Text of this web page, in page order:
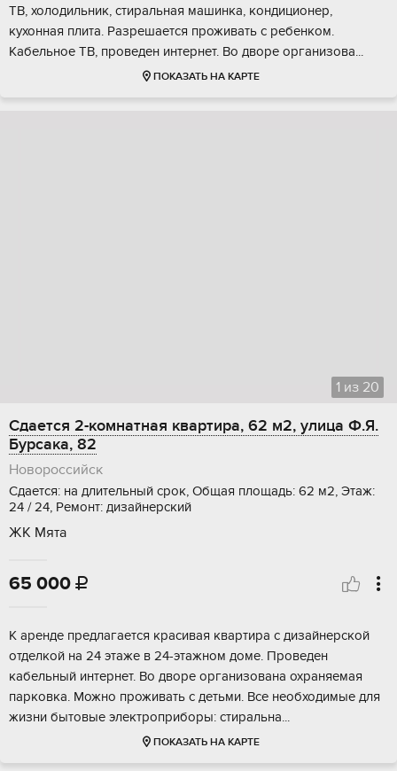
ТВ, холодильник, стиральная машинка, кондиционер,
кухонная плита. Разрешается проживать с ребенком.
Кабельное ТВ, проведен интернет. Во дворе организова...
ПОКАЗАТЬ НА КАРТЕ
1 из 20
Сдается 2-комнатная квартира, 62 м2, улица Ф.Я.
Бурсака, 82
Новороссийск
Сдается: на длительный срок, Общая площадь: 62 м2, Этаж:
24 / 24, Ремонт: дизайнерский
ЖК Мята
65 000 
К аренде предлагается красивая квартира с дизайнерской
отделкой на 24 этаже в 24-этажном доме. Проведен
кабельный интернет. Во дворе организована охраняемая
парковка. Можно проживать с детьми. Все необходимые для
жизни бытовые электроприборы: стиральна...
ПОКАЗАТЬ НА КАРТЕ